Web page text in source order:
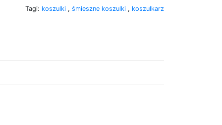
Tagi: koszulki , śmieszne koszulki , koszulkarz